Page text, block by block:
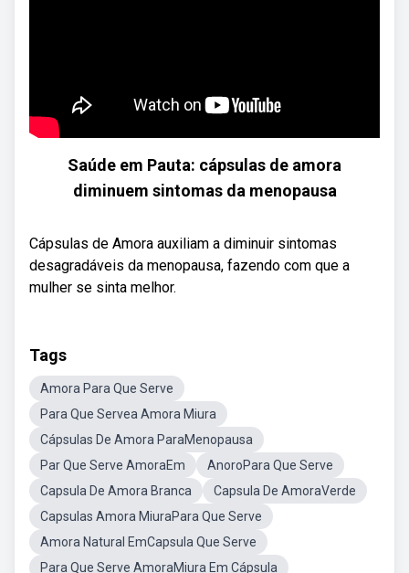
Saúde em Pauta: cápsulas de amora
diminuem sintomas da menopausa
Cápsulas de Amora auxiliam a diminuir sintomas
desagradáveis da menopausa, fazendo com que a
mulher se sinta melhor.
Tags
Amora Para Que Serve
Para Que Servea Amora Miura
Cápsulas De Amora ParaMenopausa
Par Que Serve AmoraEm
AnoroPara Que Serve
Capsula De Amora Branca
Capsula De AmoraVerde
Capsulas Amora MiuraPara Que Serve
Amora Natural EmCapsula Que Serve
Para Que Serve AmoraMiura Em Cápsula